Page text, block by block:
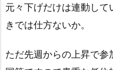
元々下げだけは連動し
きでは仕方ないか。
ただ先週からの上昇で